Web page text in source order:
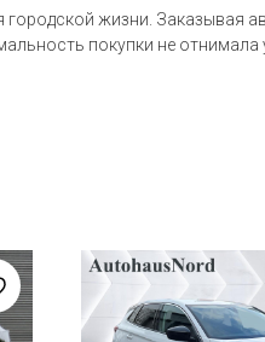
жизни. Заказывая
покупки не отнимала